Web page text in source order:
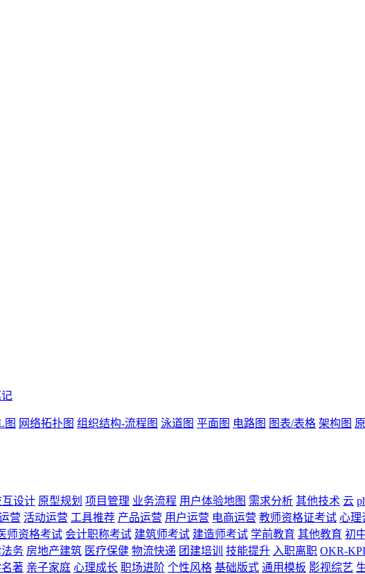
图 网络拓扑图 组织结构-流程图 泳道图 平面图 电路图 图表/表格 架构图
互设计 原型规划 项目管理 业务流程 用户体验地图 需求分析 其他技术 云
营 活动运营 工具推荐 产品运营 用户运营 电商运营 教师资格证考试 心理
师资格考试 会计职称考试 建筑师考试 建造师考试 学前教育 其他教育 初
务 房地产建筑 医疗保健 物流快递 团建培训 技能提升 入职离职 OKR-KPI
著 亲子家庭 心理成长 职场进阶 个性风格 基础版式 通用模板 影视综艺